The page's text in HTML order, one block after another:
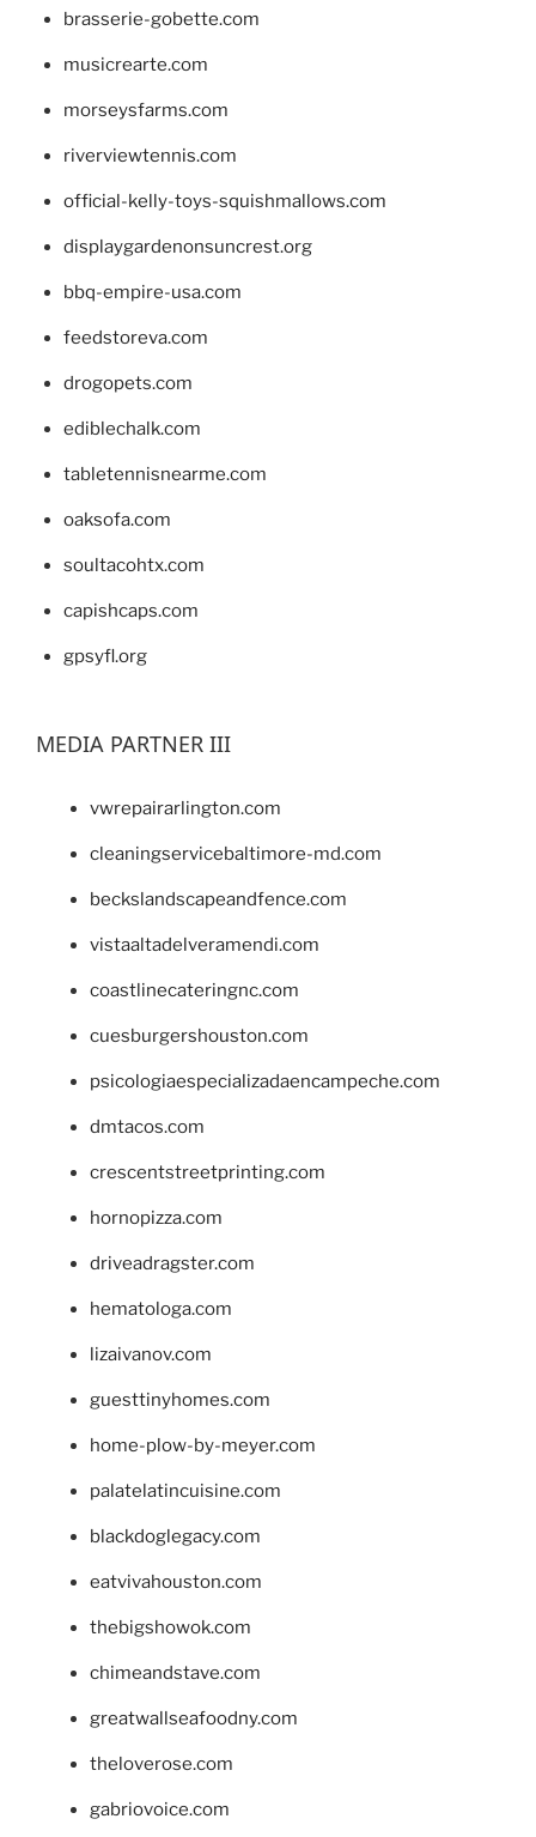
brasserie-gobette.com
musicrearte.com
morseysfarms.com
riverviewtennis.com
official-kelly-toys-squishmallows.com
displaygardenonsuncrest.org
bbq-empire-usa.com
feedstoreva.com
drogopets.com
ediblechalk.com
tabletennisnearme.com
oaksofa.com
soultacohtx.com
capishcaps.com
gpsyfl.org
MEDIA PARTNER III
vwrepairarlington.com
cleaningservicebaltimore-md.com
beckslandscapeandfence.com
vistaaltadelveramendi.com
coastlinecateringnc.com
cuesburgershouston.com
psicologiaespecializadaencampeche.com
dmtacos.com
crescentstreetprinting.com
hornopizza.com
driveadragster.com
hematologa.com
lizaivanov.com
guesttinyhomes.com
home-plow-by-meyer.com
palatelatincuisine.com
blackdoglegacy.com
eatvivahouston.com
thebigshowok.com
chimeandstave.com
greatwallseafoodny.com
theloverose.com
gabriovoice.com